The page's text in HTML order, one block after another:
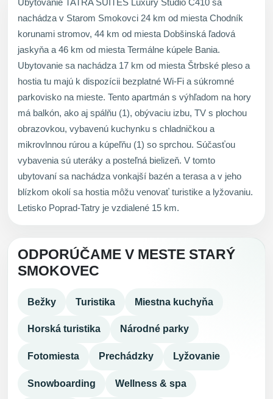
Ubytovanie TATRA SUITES Luxury Studio C410 sa
nachádza v Starom Smokovci 24 km od miesta Chodník
korunami stromov, 44 km od miesta Dobšinská ľadová
jaskyňa a 46 km od miesta Termálne kúpele Bania.
Ubytovanie sa nachádza 17 km od miesta Štrbské pleso a
hostia tu majú k dispozícii bezplatné Wi-Fi a súkromné
parkovisko na mieste. Tento apartmán s výhľadom na hory
má balkón, ako aj spálňu (1), obývaciu izbu, TV s plochou
obrazovkou, vybavenú kuchynku s chladničkou a
mikrovlnnou rúrou a kúpeľňu (1) so sprchou. Súčasťou
vybavenia sú uteráky a posteľná bielizeň. V tomto
ubytovaní sa nachádza vonkajší bazén a terasa a v jeho
blízkom okolí sa hostia môžu venovať turistike a lyžovaniu.
Letisko Poprad-Tatry je vzdialené 15 km.
ODPORÚČAME V MESTE STARÝ
SMOKOVEC
Bežky Turistika Miestna kuchyňa
Horská turistika Národné parky
Fotomiesta Prechádzky Lyžovanie
Snowboarding Wellness & spa